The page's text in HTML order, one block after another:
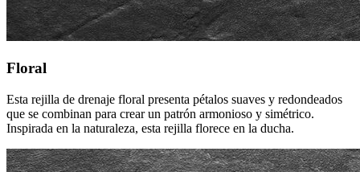
Floral
Esta rejilla de drenaje floral presenta pétalos suaves y redondeados
que se combinan para crear un patrón armonioso y simétrico.
Inspirada en la naturaleza, esta rejilla florece en la ducha.